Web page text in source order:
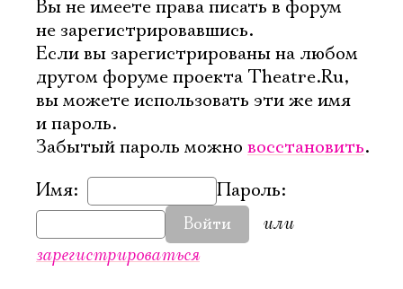
Вы не имеете права писать в форум
не зарегистрировавшись.
Если вы зарегистрированы на любом
другом форуме проекта Theatre.Ru,
вы можете использовать эти же имя
и пароль.
Забытый пароль можно восстановить.
Имя:
Пароль:
Войти
или
зарегистрироваться